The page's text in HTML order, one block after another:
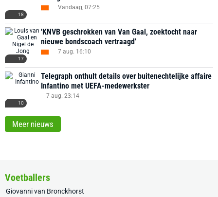
18
Vandaag, 07:25
17
'KNVB geschrokken van Van Gaal, zoektocht naar
nieuwe bondscoach vertraagd'
7 aug. 16:10
10
Telegraph onthult details over buitenechtelijke affaire
Infantino met UEFA-medewerkster
7 aug. 23:14
Meer nieuws
Voetballers
Giovanni van Bronckhorst